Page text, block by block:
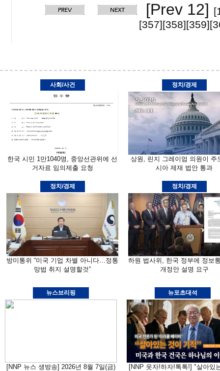
[Prev 12]
[357][358][359]
사회/사건
한국 시민 1만1040명, 중앙선관위에 선
거자료 임의제출 요청
정치/경제
상원, 린지 그레이엄 의원이 주
시아 제재 법안 통과
정치/경제
방미통위 “미국 기업 차별 아니다…정통
망법 취지 설명할것”
정치/경제
하원 법사위, 한국 정부에 정보
개정안 설명 요구
뉴스브리핑
[NNP 뉴스 생방송] 2026년 8월 7일(금)
뉴포초대석
[NNP 웃자!하자!톡톡!] "살아있